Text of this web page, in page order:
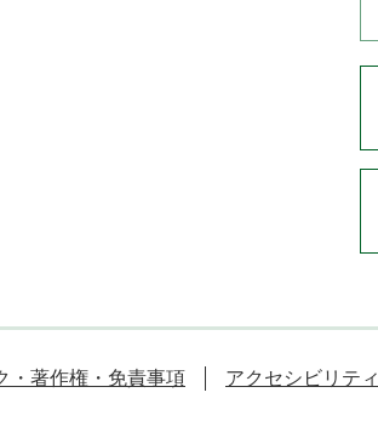
・著作権・免責事項 アクセシビリティ